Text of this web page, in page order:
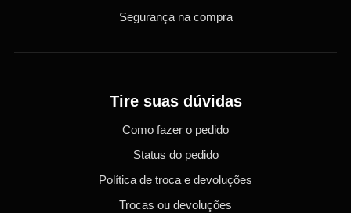
Segurança na compra
Tire suas dúvidas
Como fazer o pedido
Status do pedido
Política de troca e devoluções
Trocas ou devoluções